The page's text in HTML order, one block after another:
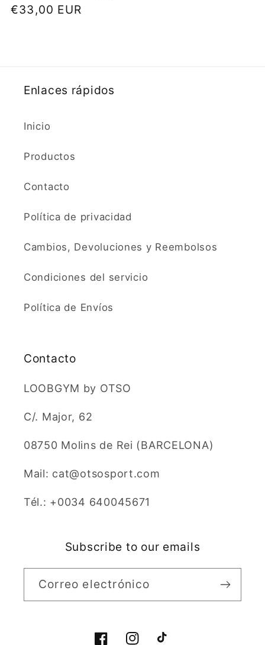
Precio
€33,00 EUR
Enlaces rápidos
Inicio
Productos
Contacto
Política de privacidad
Cambios, Devoluciones y Reembolsos
Condiciones del servicio
Política de Envíos
Contacto
LOOBGYM by OTSO
C/. Major, 62
08750 Molins de Rei (BARCELONA)
Mail: cat@otsosport.com
Tél.: +0034 640045671
Subscribe to our emails
Correo electrónico